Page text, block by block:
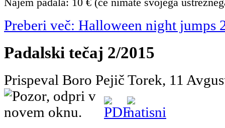
Najem padala: 10 € (če nimate svojega
Preberi več: Halloween night jumps
Padalski tečaj 2/2015
Prispeval Boro Pejič Torek, 11